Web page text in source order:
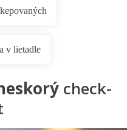
v lietadle
check-